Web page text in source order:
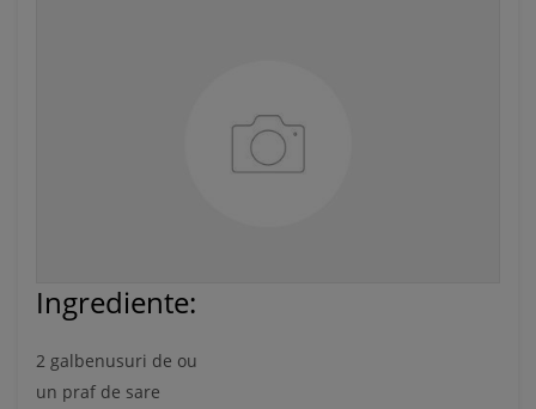
Ingrediente:
2 galbenusuri de ou
un praf de sare